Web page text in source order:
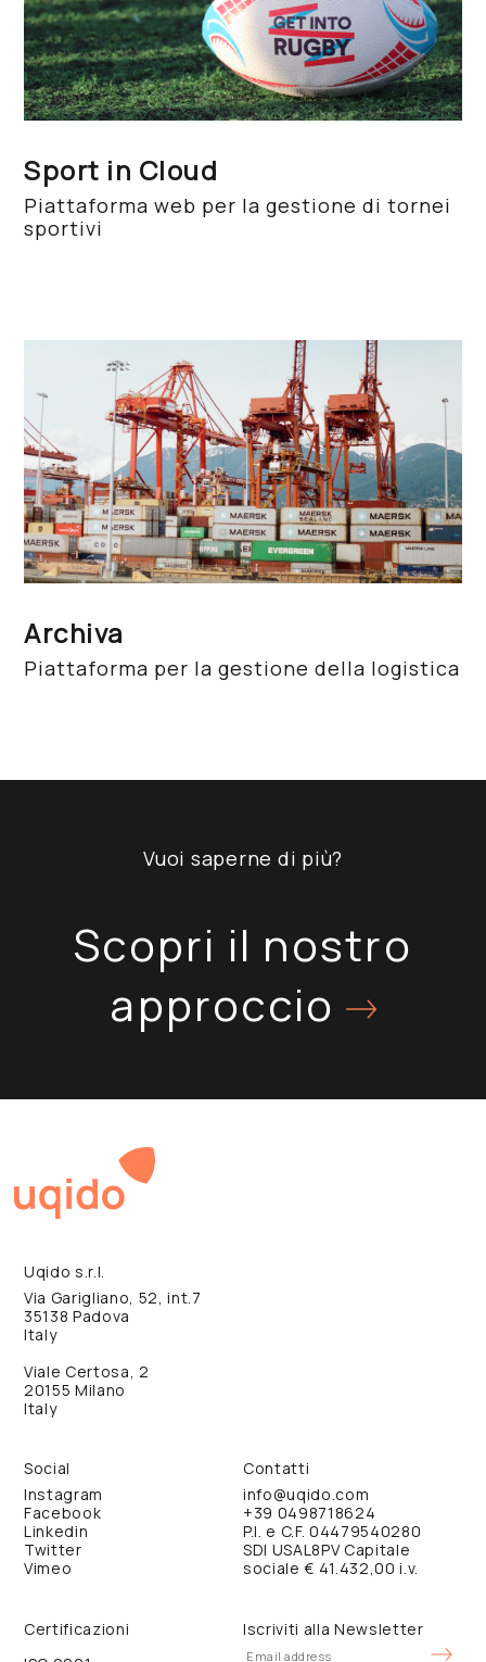
Sport in Cloud
Piattaforma web per la gestione di tornei
sportivi
Archiva
Piattaforma per la gestione della logistica
Vuoi saperne di più?
Scopri il nostro
approccio
Uqido s.r.l.
Via Garigliano, 52, int.7
35138 Padova
Italy
Viale Certosa, 2
20155 Milano
Italy
Contatti
info@uqido.com
+39 0498718624
P.I. e C.F. 04479540280
SDI USAL8PV Capitale
sociale € 41.432,00 i.v.
Social
Instagram
Facebook
Linkedin
Twitter
Vimeo
Certificazioni
Iscriviti alla Newsletter